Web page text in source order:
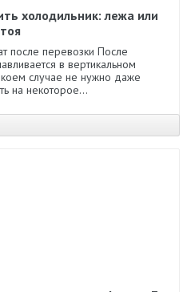
холодильник: лежа или
после перевозки После
в вертикальном
случае не нужно даже
на некоторое...